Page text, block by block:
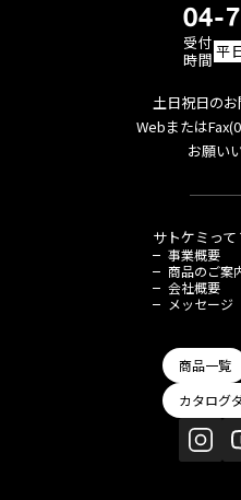
04-
受付
時間平
土日祝日のお
Webまたは
お願い
サトケミって
事業概要
商品のご案
会社概要
メッセージ
商品一覧
カタログ